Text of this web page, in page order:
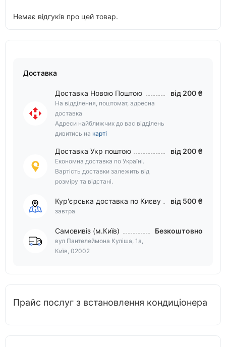
Немає відгуків про цей товар.
Доставка
Доставка Новою Поштою
На відділення, поштомат, адресна
доставка
Адреси найближчих до вас відділень
дивитись на карті
від 200 ₴
Доставка Укр поштою
Економна доставка по Україні.
Вартість доставки залежить від
розміру та відстані.
від 200 ₴
Кур'єрська доставка по Києву
завтра
від 500 ₴
Самовивіз (м.Київ)
вул Пантелеймона Куліша, 1а,
Київ, 02002
Безкоштовно
Прайс послуг з встановлення кондиціонера